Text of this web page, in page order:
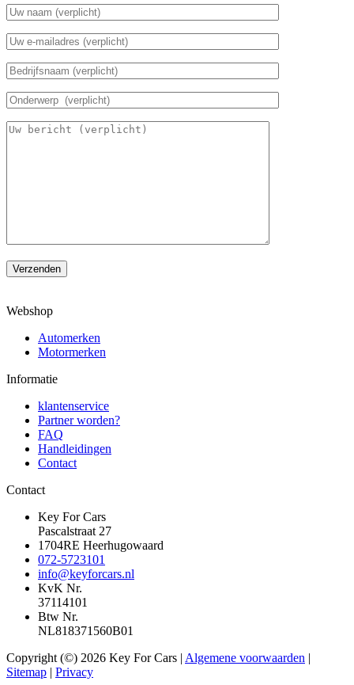
Verzenden
Webshop
Automerken
Motormerken
Informatie
klantenservice
Partner worden?
FAQ
Handleidingen
Contact
Contact
Key For Cars
Pascalstraat 27
1704RE Heerhugowaard
072-5723101
info@keyforcars.nl
KvK Nr.
37114101
Btw Nr.
NL818371560B01
Copyright (©) 2026 Key For Cars | Algemene voorwaarden |
Sitemap | Privacy